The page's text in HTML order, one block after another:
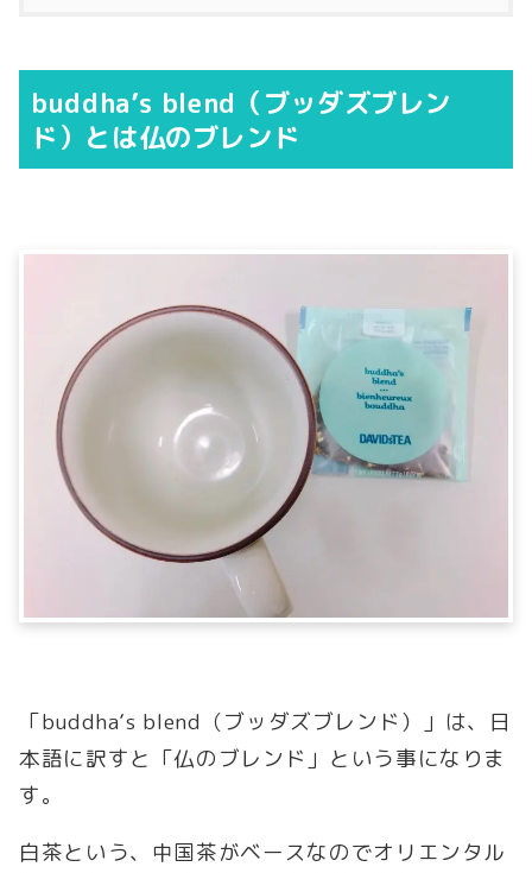
buddha’s blend（ブッダズブレン
ド）とは仏のブレンド
「buddha’s blend（ブッダズブレンド）」は、日
本語に訳すと「仏のブレンド」という事になりま
す。
白茶という、中国茶がベースなのでオリエンタル